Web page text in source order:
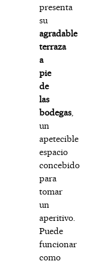
presenta
su
agradable
terraza
a
pie
de
las
bodegas,
un
apetecible
espacio
concebido
para
tomar
un
aperitivo.
Puede
funcionar
como